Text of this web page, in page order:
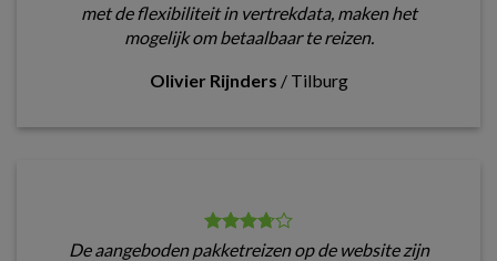
met de flexibiliteit in vertrekdata, maken het
mogelijk om betaalbaar te reizen.
Olivier Rijnders / Tilburg
De aangeboden pakketreizen op de website zijn